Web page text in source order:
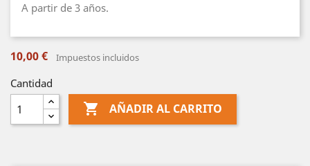
A partir de 3 años.
10,00 € Impuestos incluidos
Cantidad
 AÑADIR AL CARRITO